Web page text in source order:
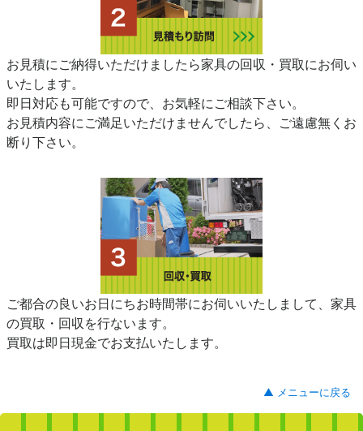
お見積にご納得いただけましたら家具の回収・買取にお伺い
いたします。
即日対応も可能ですので、お気軽にご相談下さい。
お見積内容にご満足いただけませんでしたら、ご遠慮無くお
断り下さい。
ご都合の良いお日にちお時間帯にお伺いいたしまして、家具
の買取・回収を行ないます。
買取は即日現金でお支払いたします。
▲ メニューに戻る